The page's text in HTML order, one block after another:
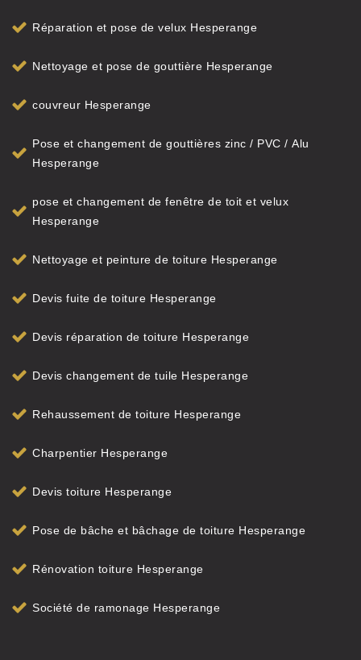
Réparation et pose de velux Hesperange
Nettoyage et pose de gouttière Hesperange
couvreur Hesperange
Pose et changement de gouttières zinc / PVC / Alu
Hesperange
pose et changement de fenêtre de toit et velux
Hesperange
Nettoyage et peinture de toiture Hesperange
Devis fuite de toiture Hesperange
Devis réparation de toiture Hesperange
Devis changement de tuile Hesperange
Rehaussement de toiture Hesperange
Charpentier Hesperange
Devis toiture Hesperange
Pose de bâche et bâchage de toiture Hesperange
Rénovation toiture Hesperange
Société de ramonage Hesperange